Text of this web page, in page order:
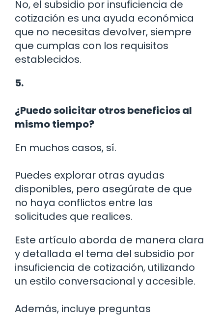
No, el subsidio por insuficiencia de
cotización es una ayuda económica
que no necesitas devolver, siempre
que cumplas con los requisitos
establecidos.
5.
¿Puedo solicitar otros beneficios al
mismo tiempo?
En muchos casos, sí.
Puedes explorar otras ayudas
disponibles, pero asegúrate de que
no haya conflictos entre las
solicitudes que realices.
Este artículo aborda de manera clara
y detallada el tema del subsidio por
insuficiencia de cotización, utilizando
un estilo conversacional y accesible.
Además, incluye preguntas